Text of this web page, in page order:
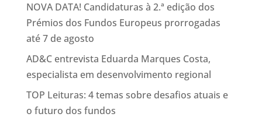
NOVA DATA! Candidaturas à 2.ª edição dos
Prémios dos Fundos Europeus prorrogadas
até 7 de agosto
AD&C entrevista Eduarda Marques Costa,
especialista em desenvolvimento regional
TOP Leituras: 4 temas sobre desafios atuais e
o futuro dos fundos